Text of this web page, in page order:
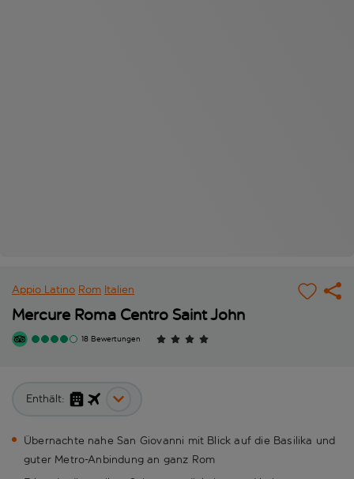
Appio Latino Rom Italien
Mercure Roma Centro Saint John
18 Bewertungen
Enthält:
Übernachte nahe San Giovanni mit Blick auf die Basilika und
guter Metro-Anbindung an ganz Rom